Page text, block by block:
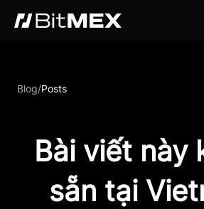
Blog/Posts
Bài viết này
sẵn tại